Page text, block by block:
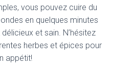
vous pouvez cuire du
en quelques minutes
et sain. N’hésitez
herbes et épices pour
appétit!